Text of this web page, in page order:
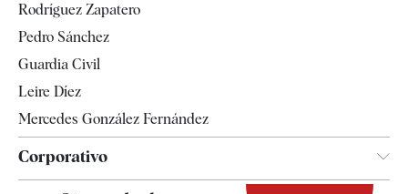
Televisión
Rodríguez Zapatero
Pedro Sánchez
Guardia Civil
Leire Díez
Mercedes González Fernández
Corporativo
Contacto